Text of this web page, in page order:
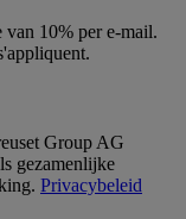
10% per e-mail.
Group AG
gezamenlijke
Privacybeleid